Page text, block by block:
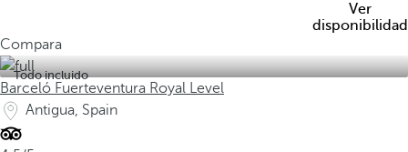
Ver
disponibilidad
Compara
Todo incluido
Barceló Fuerteventura Royal Level
Antigua, Spain